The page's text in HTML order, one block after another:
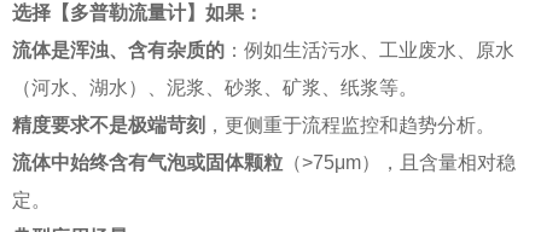
选择【多普勒流量计】如果：
流体是浑浊、含有杂质的 ：例如生活污水、工业废水、原水
（河水、湖水）、泥浆、砂浆、矿浆、纸浆等。
精度要求不是极端苛刻 ，更侧重于流程监控和趋势分析。
流体中始终含有气泡或固体颗粒 （>75μm），且含量相对稳
定。